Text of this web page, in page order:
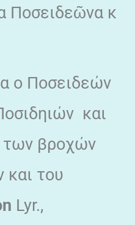
Ποσειδεῶνα κ
ο Ποσειδεών
και
των βροχών
του
Lyr.,